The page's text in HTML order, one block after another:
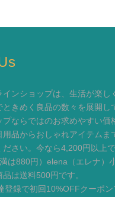
インショップは、生活が楽し
ときめく良品の数々を展開し
プならではのお求めやすい価
用品からおしゃれアイテムま
ださい。今なら4,200円以上
満は880円）elena（エレナ）
は送料500円です。
登録で初回10%OFFクーポン